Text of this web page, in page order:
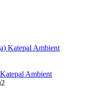
Ambient